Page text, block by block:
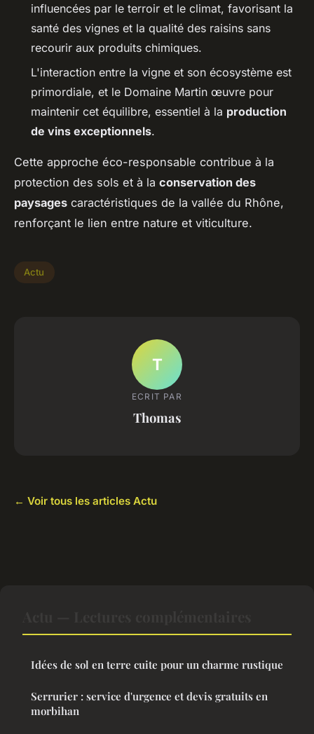
influencées par le terroir et le climat, favorisant la
santé des vignes et la qualité des raisins sans
recourir aux produits chimiques.
L'interaction entre la vigne et son écosystème est
primordiale, et le Domaine Martin œuvre pour
maintenir cet équilibre, essentiel à la production
de vins exceptionnels.
Cette approche éco-responsable contribue à la
protection des sols et à la conservation des
paysages caractéristiques de la vallée du Rhône,
renforçant le lien entre nature et viticulture.
Actu
T
ECRIT PAR
Thomas
← Voir tous les articles Actu
Idées de sol en terre cuite pour un charme rustique
Serrurier : service d'urgence et devis gratuits en
morbihan